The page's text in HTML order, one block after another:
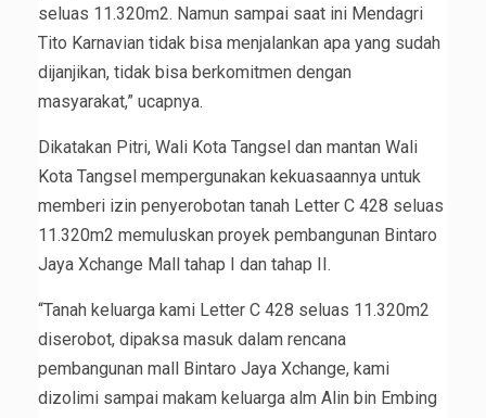
seluas 11.320m2. Namun sampai saat ini Mendagri
Tito Karnavian tidak bisa menjalankan apa yang sudah
dijanjikan, tidak bisa berkomitmen dengan
masyarakat,” ucapnya.
Dikatakan Pitri, Wali Kota Tangsel dan mantan Wali
Kota Tangsel mempergunakan kekuasaannya untuk
memberi izin penyerobotan tanah Letter C 428 seluas
11.320m2 memuluskan proyek pembangunan Bintaro
Jaya Xchange Mall tahap I dan tahap II.
“Tanah keluarga kami Letter C 428 seluas 11.320m2
diserobot, dipaksa masuk dalam rencana
pembangunan mall Bintaro Jaya Xchange, kami
dizolimi sampai makam keluarga alm Alin bin Embing